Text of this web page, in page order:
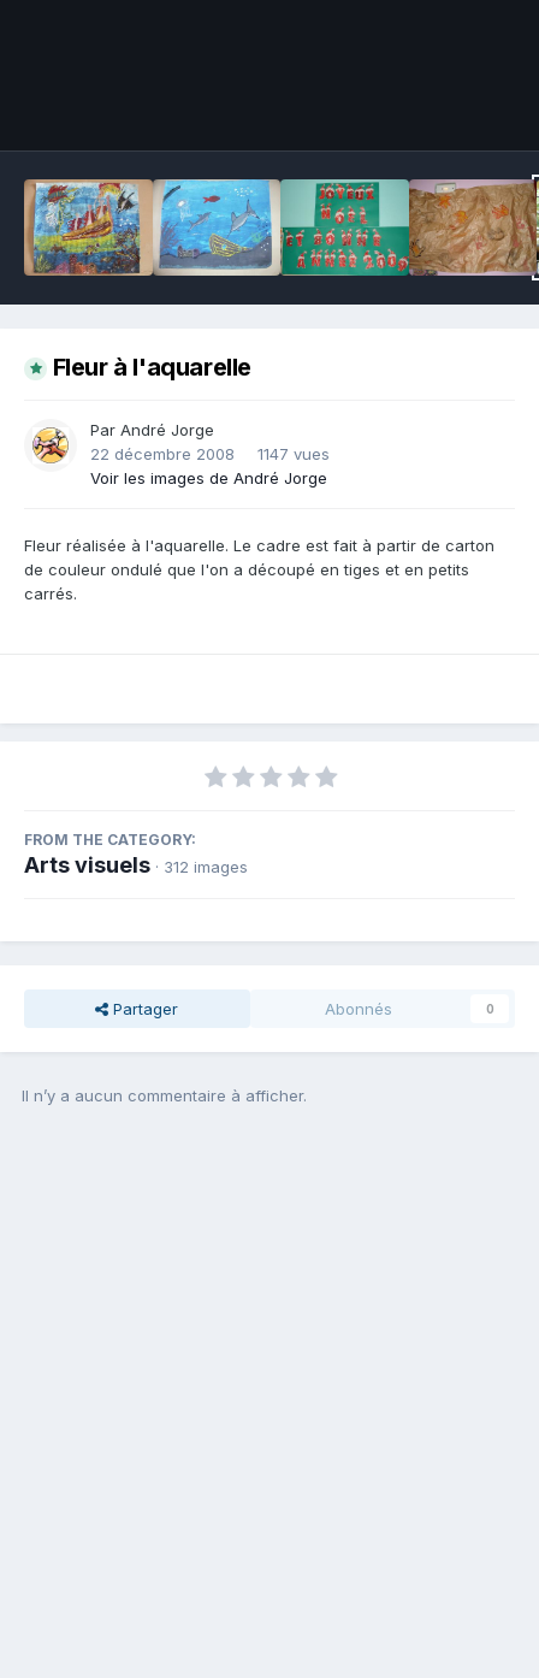
Fleur à l'aquarelle
Par André Jorge
22 décembre 2008
1147 vues
Voir les images de André Jorge
Fleur réalisée à l'aquarelle. Le cadre est fait à partir de carton
de couleur ondulé que l'on a découpé en tiges et en petits
carrés.
FROM THE CATEGORY:
Arts visuels · 312 images
Partager Abonnés 0
Il n’y a aucun commentaire à afficher.